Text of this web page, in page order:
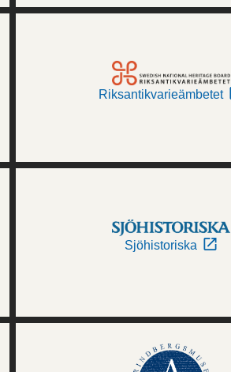
Riksantikvarieämbetet
Sjöhistoriska